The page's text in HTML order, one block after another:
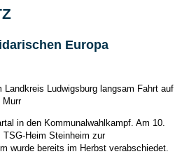
Europa
Ludwigsburg langsam Fahrt auf
Murr
in den Kommunalwahlkampf. Am 10.
Heim Steinheim zur
wurde bereits im Herbst verabschiedet.